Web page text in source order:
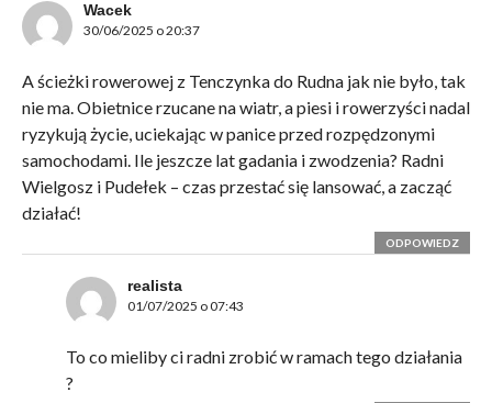
Wacek
30/06/2025 o 20:37
A ścieżki rowerowej z Tenczynka do Rudna jak nie było, tak
nie ma. Obietnice rzucane na wiatr, a piesi i rowerzyści nadal
ryzykują życie, uciekając w panice przed rozpędzonymi
samochodami. Ile jeszcze lat gadania i zwodzenia? Radni
Wielgosz i Pudełek – czas przestać się lansować, a zacząć
działać!
ODPOWIEDZ
realista
01/07/2025 o 07:43
To co mieliby ci radni zrobić w ramach tego działania
?